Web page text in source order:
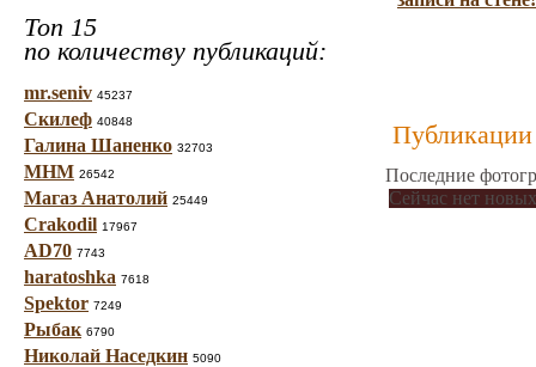
Топ 15
по количеству публикаций:
mr.seniv 45237
Скилеф 40848
Галина Шаненко 32703
МНМ 26542
Магаз Анатолий 25449
Crakodil 17967
AD70 7743
haratoshka 7618
Spektor 7249
Рыбак 6790
Николай Наседкин 5090
Публикации
Последние
Сейчас нет